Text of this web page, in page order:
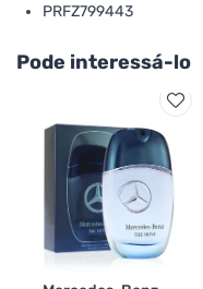
PRFZ799443
Pode interessá-lo